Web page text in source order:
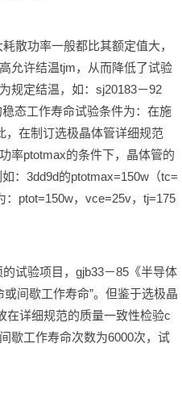
散功率一般都比其额定值大，
允许结温tjm，从而降低了试验
规定结温，如：sj20183－92
态工作寿命试验条件为：在施
在制订选极晶体管详细规范
率ptotmax的条件下，晶体管的
：3dd9d的ptotmax=150w（tc=
ptot=150w，vce=25v，tj=175
试验项目，gjb33－85《半导体
间歇工作寿命”。但鉴于选极晶
在详细规范的质量一致性检验c
歇工作寿命次数为6000次，试